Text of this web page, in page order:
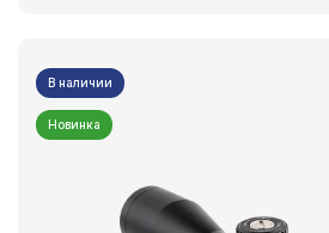
В наличии
Новинка